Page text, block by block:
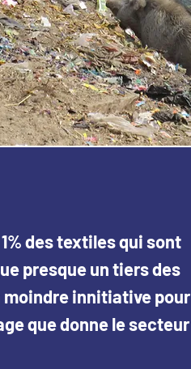
des textiles qui sont
presque un tiers des
moindre innitiative pour
que donne le secteur
des textiles qui sont
presque un tiers des
moindre innitiative pour
que donne le secteur